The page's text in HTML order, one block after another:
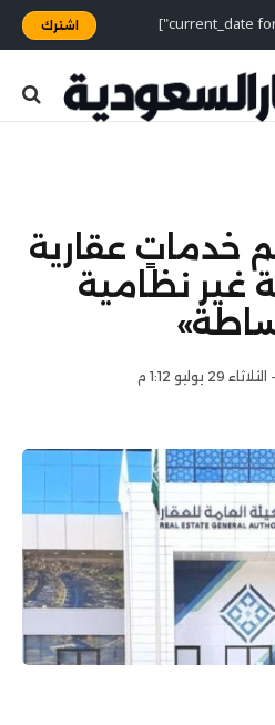
اشترك
خدماتٍ عقارية
غير نظامية
الثلاثاء 29 يوليو 1:12 م